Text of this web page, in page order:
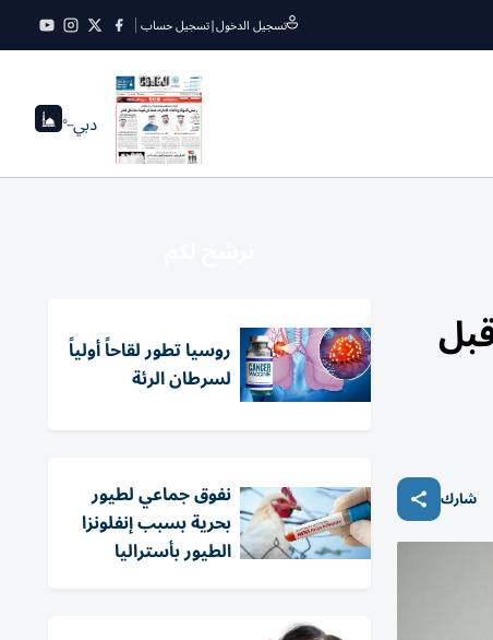
تسجيل الدخول|تسجيل حساب
دبي--°
قبل
شارك
روسيا تطور لقاحاً أولياً
لسرطان الرئة
نفوق جماعي لطيور
بحرية بسبب إنفلونزا
الطيور بأستراليا